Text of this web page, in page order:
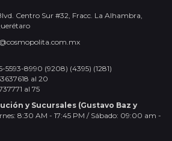
Centro Sur #32, Fracc. La Alhambra,
5593-8990 (9208) (4395) (1281)
al 20
al 75
y Sucursales (Gustavo Baz y
8:30 AM - 17:45 PM / Sábado: 09:00 am -